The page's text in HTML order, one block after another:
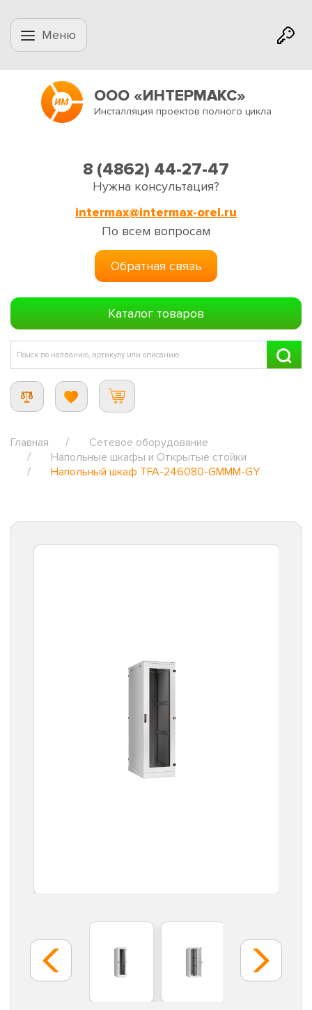
Меню
ООО «ИНТЕРМАКС»
Инсталляция проектов полного цикла
8 (4862) 44-27-47
Нужна консультация?
intermax@intermax-orel.ru
По всем вопросам
Обратная связь
Каталог товаров
Главная
Сетевое оборудование
Напольные шкафы и Открытые стойки
Напольный шкаф TFA-246080-GMMM-GY